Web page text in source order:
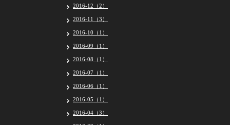
2016-12（2）
2016-11（3）
2016-10（1）
2016-09（1）
2016-08（1）
2016-07（1）
2016-06（1）
2016-05（1）
2016-04（3）